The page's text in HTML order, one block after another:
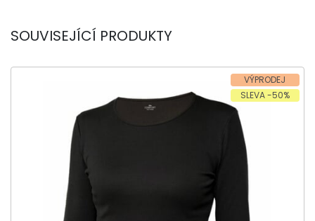
SOUVISEJÍCÍ PRODUKTY
VÝPRODEJ
SLEVA -50%